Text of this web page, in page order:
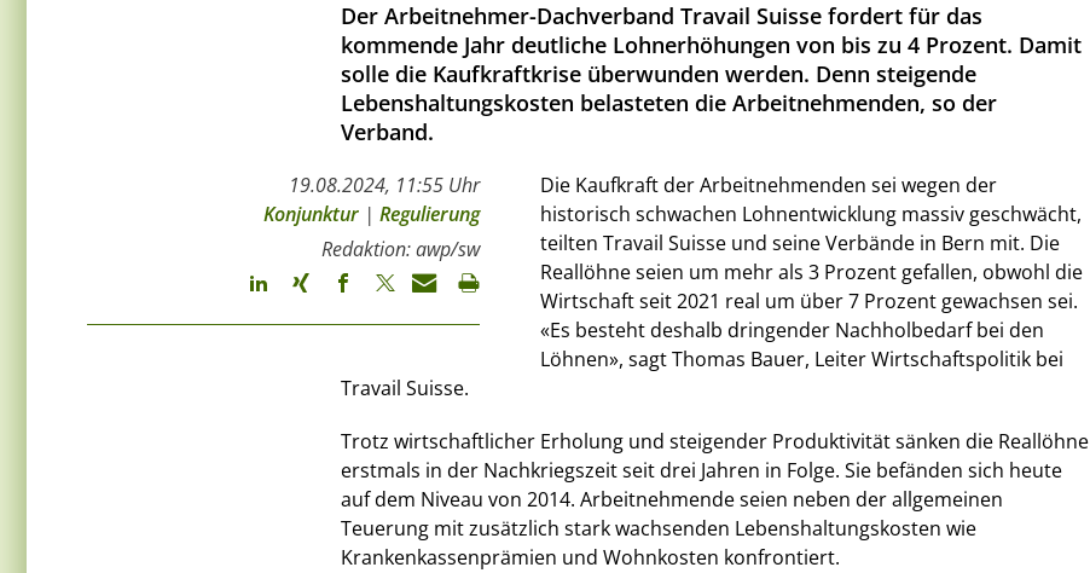
Der Arbeitnehmer-Dachverband Travail Suisse fordert für das
kommende Jahr deutliche Lohnerhöhungen von bis zu 4 Prozent. Damit
solle die Kaufkraftkrise überwunden werden. Denn steigende
Lebenshaltungskosten belasteten die Arbeitnehmenden, so der
Verband.
19.08.2024, 11:55 Uhr
Konjunktur | Regulierung
Redaktion: awp/sw
Die Kaufkraft der Arbeitnehmenden sei wegen der
historisch schwachen Lohnentwicklung massiv geschwächt,
teilten Travail Suisse und seine Verbände in Bern mit. Die
Reallöhne seien um mehr als 3 Prozent gefallen, obwohl die
Wirtschaft seit 2021 real um über 7 Prozent gewachsen sei.
«Es besteht deshalb dringender Nachholbedarf bei den
Löhnen», sagt Thomas Bauer, Leiter Wirtschaftspolitik bei
Travail Suisse.
Trotz wirtschaftlicher Erholung und steigender Produktivität sänken die Reallöhne
erstmals in der Nachkriegszeit seit drei Jahren in Folge. Sie befänden sich heute
auf dem Niveau von 2014. Arbeitnehmende seien neben der allgemeinen
Teuerung mit zusätzlich stark wachsenden Lebenshaltungskosten wie
Krankenkassenprämien und Wohnkosten konfrontiert.